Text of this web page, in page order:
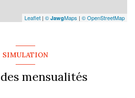
Leaflet | © JawgMaps | © OpenStreetMap
SIMULATION
mensualités